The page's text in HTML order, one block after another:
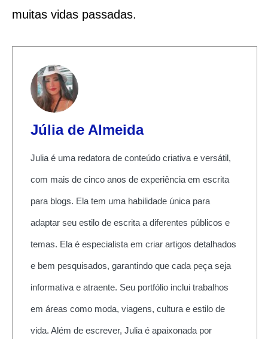
muitas vidas passadas.
Júlia de Almeida
Julia é uma redatora de conteúdo criativa e versátil,
com mais de cinco anos de experiência em escrita
para blogs. Ela tem uma habilidade única para
adaptar seu estilo de escrita a diferentes públicos e
temas. Ela é especialista em criar artigos detalhados
e bem pesquisados, garantindo que cada peça seja
informativa e atraente. Seu portfólio inclui trabalhos
em áreas como moda, viagens, cultura e estilo de
vida. Além de escrever, Julia é apaixonada por